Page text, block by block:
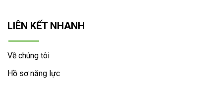
LIÊN KẾT NHANH
Về chúng tôi
Hồ sơ năng lực